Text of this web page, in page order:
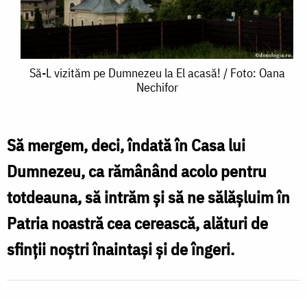
Să-
pe
Dumnezeu
la
El
acasă!
Foto:
Să-L vizităm pe Dumnezeu la El acasă! / Foto: Oana
Nechifor
Să mergem, deci, îndată în Casa lui
Dumnezeu, ca rămânând acolo pentru
totdeauna, să intrăm și să ne sălășluim în
Patria noastră cea cerească, alături de
sfinții noștri înaintași și de îngeri.